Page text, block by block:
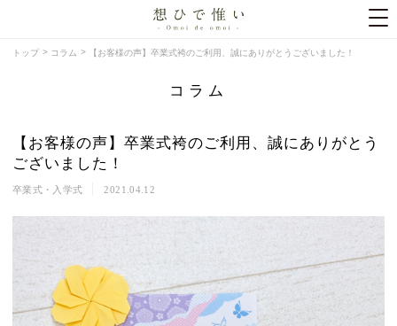
トップ コラム 【お客様の声】卒業式袴のご利用、誠にありがとうございました！
コラム
【お客様の声】卒業式袴のご利用、誠にありがとう
ございました！
卒業式・入学式 2021.04.12